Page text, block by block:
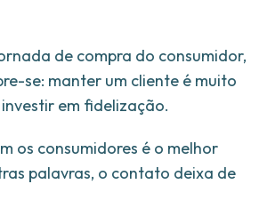
de compra do consumidor,
se: manter um cliente é muito
em fidelização.
os consumidores é o melhor
palavras, o contato deixa de